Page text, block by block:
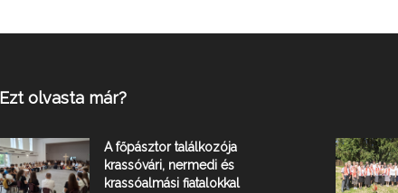
Ezt olvasta már?
A főpásztor találkozója
krassóvári, nermedi és
krassóalmási fiatalokkal